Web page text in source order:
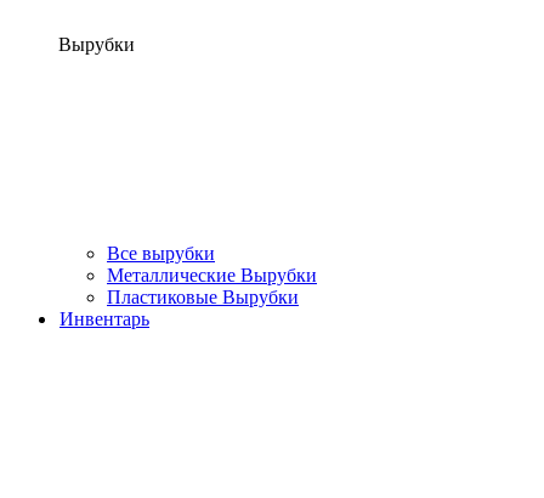
Вырубки
Все вырубки
Металлические Вырубки
Пластиковые Вырубки
Инвентарь